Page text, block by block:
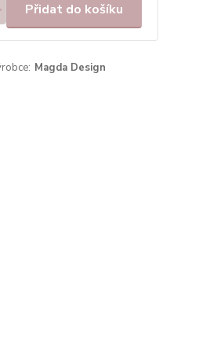
Přidat do košíku
Magda Design